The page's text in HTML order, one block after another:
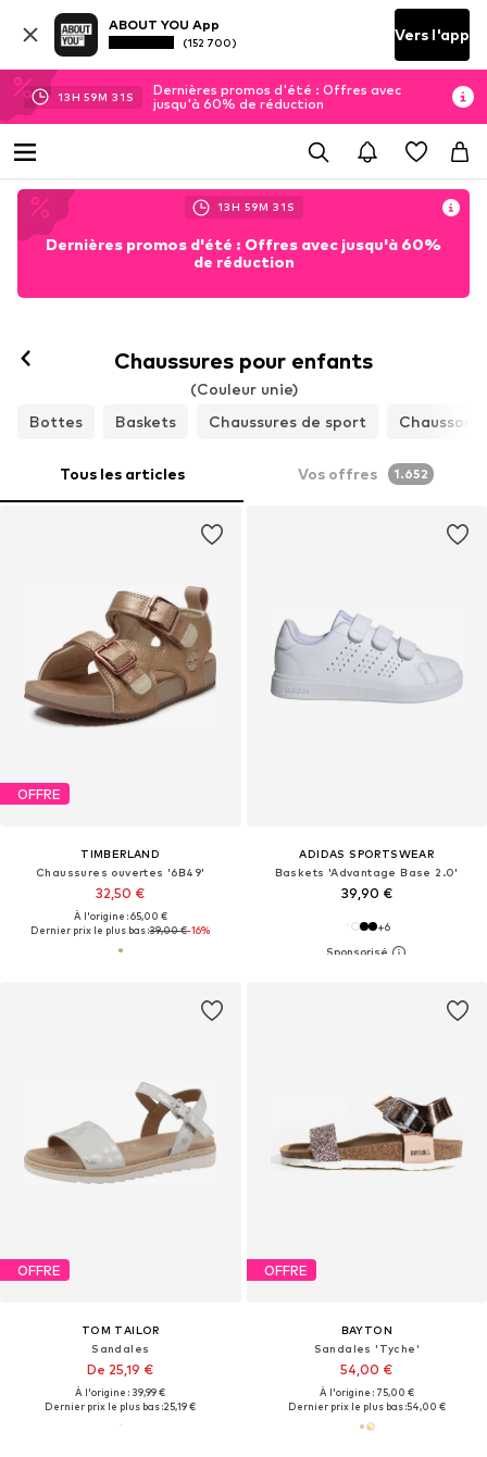
ABOUT YOU App
(152 700) Vers l'app
13H 59M 28 S
Dernières promos d'été : Offres avec
jusqu'à 60% de réduction
13H 59M 28 S
Dernières promos d'été : Offres avec jusqu'à 60%
de réduction
Chaussures pour enfants
(Couleur unie)
Bottes
Baskets Chaussures de sport Chaussons
Tous les articles Vos offres 1.652
OFFRE
TIMBERLAND
Chaussures ouvertes '6B49'
32,50 €
À l'origine : 65,00 €
Dernier prix le plus bas :39,00 €-16%
ADIDAS SPORTSWEAR
Baskets 'Advantage Base 2.0'
39,90 €
+6
OFFRE
TOM TAILOR
Sandales
De 25,19 €
À l'origine : 39,99 €
Dernier prix le plus bas :25,19 €
OFFRE
BAYTON
Sandales 'Tyche'
54,00 €
À l'origine : 75,00 €
Dernier prix le plus bas :54,00 €